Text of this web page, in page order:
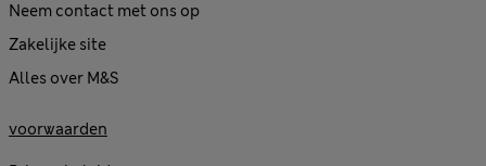
Neem contact met ons op
Zakelijke site
Alles over M&S
voorwaarden